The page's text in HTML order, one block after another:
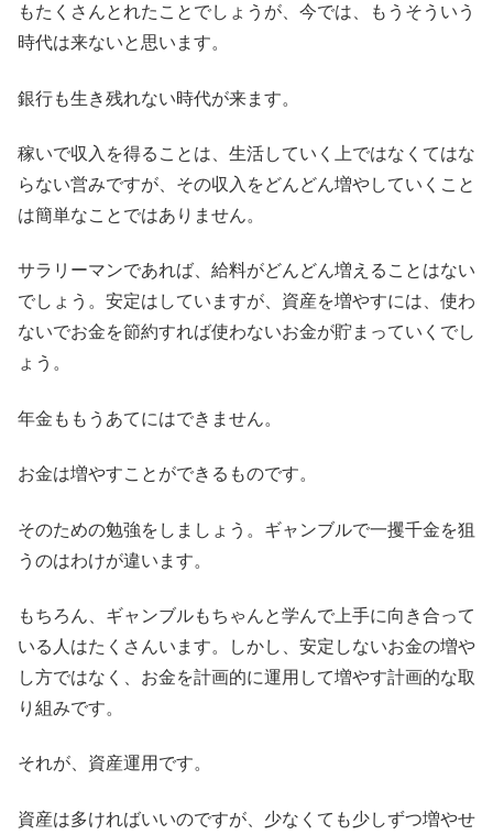
もたくさんとれたことでしょうが、今では、もうそういう
時代は来ないと思います。
銀行も生き残れない時代が来ます。
稼いで収入を得ることは、生活していく上ではなくてはな
らない営みですが、その収入をどんどん増やしていくこと
は簡単なことではありません。
サラリーマンであれば、給料がどんどん増えることはない
でしょう。安定はしていますが、資産を増やすには、使わ
ないでお金を節約すれば使わないお金が貯まっていくでし
ょう。
年金ももうあてにはできません。
お金は増やすことができるものです。
そのための勉強をしましょう。ギャンブルで一攫千金を狙
うのはわけが違います。
もちろん、ギャンブルもちゃんと学んで上手に向き合って
いる人はたくさんいます。しかし、安定しないお金の増や
し方ではなく、お金を計画的に運用して増やす計画的な取
り組みです。
それが、資産運用です。
資産は多ければいいのですが、少なくても少しずつ増やせ